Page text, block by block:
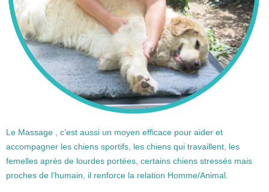
Le Massage , c’est aussi un moyen efficace pour aider et
accompagner les chiens sportifs, les chiens qui travaillent, les
femelles après de lourdes portées, certains chiens stressés mais
proches de l’humain, il renforce la relation Homme/Animal.